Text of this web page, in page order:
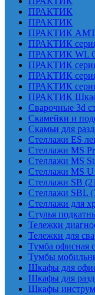
ПРАКТИК
ПРАКТИК
ПРАКТИК
ПРАКТИК
ПРАКТИК WL
ПРАКТИК
ПРАКТИК
ПРАКТИК
ПРАКТИК
Сварочные 3d
Скамейки и
Скамьи для
Стеллажи ES
Стеллажи MS
Стеллажи MS
Стеллажи MS
Стеллажи SB
Стеллажи SBL
Стеллажи для
Стулья
Тележки
Тележки для
Тумба офисная
Тумбы
Шкафы для
Шкафы для
Шкафы